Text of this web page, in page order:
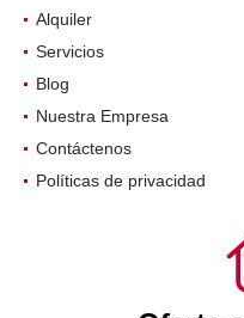
Alquiler
Servicios
Blog
Nuestra Empresa
Contáctenos
Políticas de privacidad